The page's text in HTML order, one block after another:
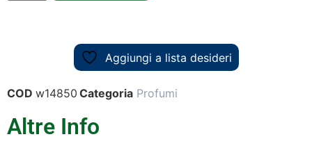
Aggiungi a lista desideri
COD w14850 Categoria Profumi
Altre Info